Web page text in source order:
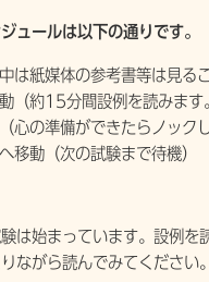
ュールは以下の通りです。
は紙媒体の参考書等は見る
（約15分間設例を読みます
心の準備ができたらノック
移動（次の試験まで待機）
は始まっています。設例
ながら読んでみてください。